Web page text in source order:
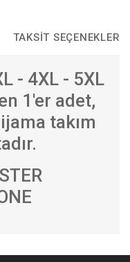
TAKSIT SEÇENEKLERI
- 4XL - 5XL
1'er adet,
takım
ve diğer